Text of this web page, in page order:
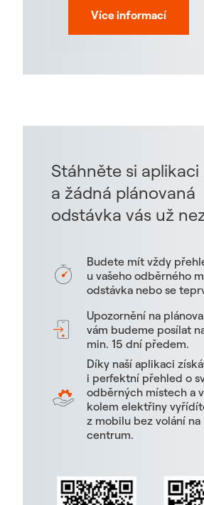
Více informací
Stáhněte si aplikaci
a žádná plánovaná
odstávka vás už
Budete mít vždy
u vašeho odběrného
odstávka nebo se
Upozornění na
vám budeme posílat
min. 15 dní předem.
Díky naší aplikaci
i perfektní přehled o
odběrných místech a
kolem elektřiny
z mobilu bez volání
centrum.